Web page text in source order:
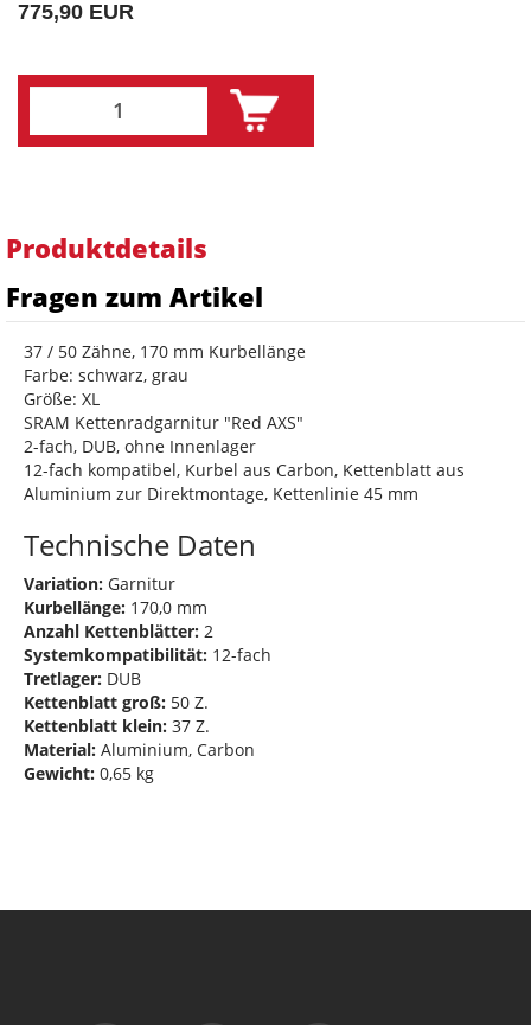
775,90 EUR
Produktdetails
Fragen zum Artikel
37 / 50 Zähne, 170 mm Kurbellänge
Farbe: schwarz, grau
Größe: XL
SRAM Kettenradgarnitur "Red AXS"
2-fach, DUB, ohne Innenlager
12-fach kompatibel, Kurbel aus Carbon, Kettenblatt aus
Aluminium zur Direktmontage, Kettenlinie 45 mm
Technische Daten
Variation: Garnitur
Kurbellänge: 170,0 mm
Anzahl Kettenblätter: 2
Systemkompatibilität: 12-fach
Tretlager: DUB
Kettenblatt groß: 50 Z.
Kettenblatt klein: 37 Z.
Material: Aluminium, Carbon
Gewicht: 0,65 kg